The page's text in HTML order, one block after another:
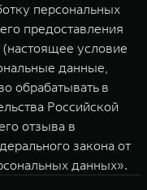
персональных
предоставления
условие
данные,
обрабатывать в
Российской
отзыва в
закона от
данных».